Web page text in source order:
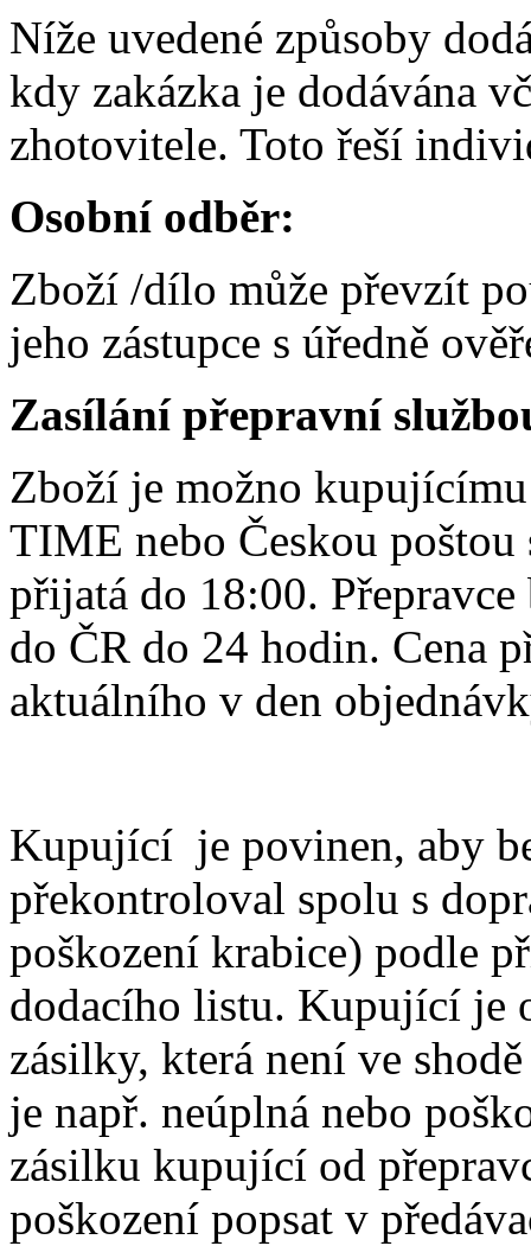
Níže uvedené způsoby
kdy zakázka je dodávána
zhotovitele. Toto řeší
Osobní odběr:
Zboží /dílo může převzít
jeho zástupce s úředně
Zasílání přepravní
Zboží je možno
TIME nebo Českou
přijatá do 18:00.
do ČR do 24 hodin. Cena
aktuálního v den
Kupující je povinen, aby
překontroloval spolu s
poškození krabice) podle
dodacího listu. Kupující je
zásilky, která není ve
je např. neúplná nebo
zásilku kupující od
poškození popsat v